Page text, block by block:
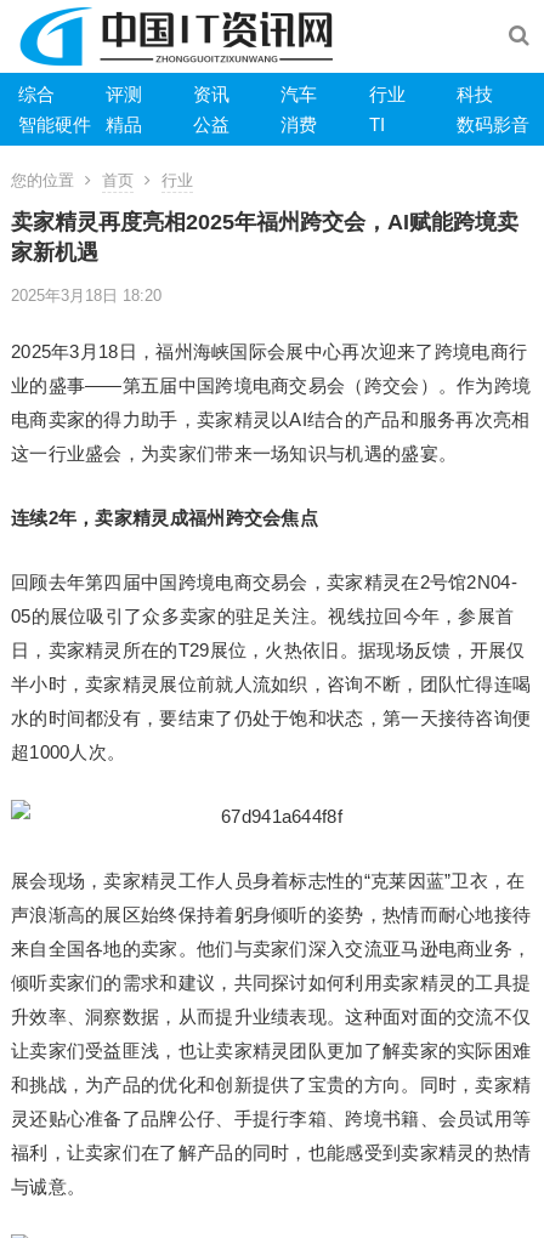
综合 评测 资讯 汽车 行业
科技
智能硬件
精品 公益 消费 TI 数码影音
您的位置 首页 行业
卖家精灵再度亮相2025年福州跨交会，AI赋能跨境卖
家新机遇
2025年3月18日 18:20
2025年3月18日，福州海峡国际会展中心再次迎来了跨境电商行
业的盛事——第五届中国跨境电商交易会（跨交会）。作为跨境
电商卖家的得力助手，卖家精灵以AI结合的产品和服务再次亮相
这一行业盛会，为卖家们带来一场知识与机遇的盛宴。
连续2年，卖家精灵成福州跨交会焦点
回顾去年第四届中国跨境电商交易会，卖家精灵在2号馆2N04-
05的展位吸引了众多卖家的驻足关注。视线拉回今年，参展首
日，卖家精灵所在的T29展位，火热依旧。据现场反馈，开展仅
半小时，卖家精灵展位前就人流如织，咨询不断，团队忙得连喝
水的时间都没有，要结束了仍处于饱和状态，第一天接待咨询便
超1000人次。
展会现场，卖家精灵工作人员身着标志性的“克莱因蓝”卫衣，在
声浪渐高的展区始终保持着躬身倾听的姿势，热情而耐心地接待
来自全国各地的卖家。他们与卖家们深入交流亚马逊电商业务，
倾听卖家们的需求和建议，共同探讨如何利用卖家精灵的工具提
升效率、洞察数据，从而提升业绩表现。这种面对面的交流不仅
让卖家们受益匪浅，也让卖家精灵团队更加了解卖家的实际困难
和挑战，为产品的优化和创新提供了宝贵的方向。同时，卖家精
灵还贴心准备了品牌公仔、手提行李箱、跨境书籍、会员试用等
福利，让卖家们在了解产品的同时，也能感受到卖家精灵的热情
与诚意。